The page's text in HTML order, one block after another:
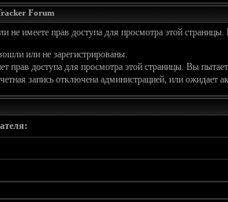
Forum
не имеете прав доступа для просмотра этой
или не зарегистрированы.
прав доступа для просмотра этой страницы. Вы
запись отключена администрацией, или ожидает